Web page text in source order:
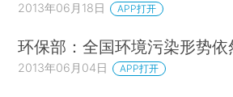
2013年06月18日 APP打开
环保部：全国环境污染形势依
2013年06月04日 APP打开